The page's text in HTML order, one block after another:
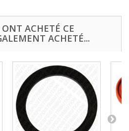
ACHETÉ CE
ACHETÉ...